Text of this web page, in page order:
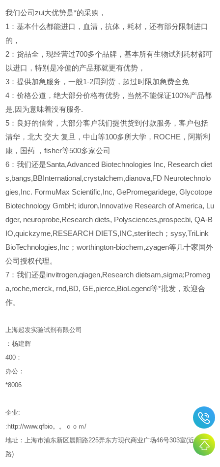
我们公司zui大优势是*的采购，
1
：基本什么都能进口，血清，抗体，耗材，还有部分限制进口
的，
2 ：货品全，现经营过700多个品牌，基本所有生物试剂耗材都可
以进口，特别是冷偏的产品那就更有优势，
3 ：提供加急服务，一般1-2周到货，超过时限加急费全免
4 ：价格公道，绝大部分价格有优势，当然不能保证100%产品都
是,因为意味着没有服务.
5 ：良好的信誉，大部分客户我们提供货到付款服务，客户包括
清华，北大 交大 复旦，中山等100多所大学，ROCHE，阿斯利
康，国药
，fisher等500多家公司
6 ：我们还是Santa,Advanced Biotechnologies Inc, Research diet
s,bangs,BBInternational,crystalchem,dianova,FD Neurotechnolo
gies,Inc. FormuMax Scientific,Inc, GePromegaridege, Glycotope
Biotechnology GmbH; iduron,Innovative Research of America, Lu
dger, neuroprobe,Research diets, Polysciences,prospecbi, QA-B
IO,quickzyme,RESEARCH DIETS,INC,sterlitech；sysy,TriLink
BioTechnologies,Inc；worthington-biochem,zyagen等几十家国外
公司授权代理。
7：我们还是invitrogen,qiagen,Research dietsam,sigma;Promeg
a,roche,merck, rnd,BD, GE,pierce,BioLegend等*批发，欢迎合
作。
上海起发实验试剂有限公司
：杨建辉
400 ：
办公：
*8006
企业:
:http://www.qfbio。。ｃｏｍ/
地址：上海市浦东新区晨阳路225弄东方现代商业广场46号303室(近东亭
路)